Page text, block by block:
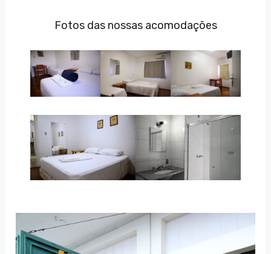
Fotos das nossas acomodações